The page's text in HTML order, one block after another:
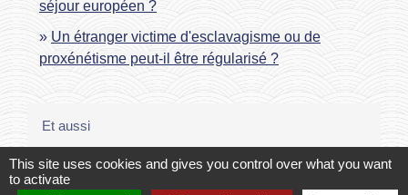
séjour européen ?
Un étranger victime d'esclavagisme ou de
proxénétisme peut-il être régularisé ?
Et aussi
Séjour en France de la famille d'un citoyen
This site uses cookies and gives you control over what you want
to activate